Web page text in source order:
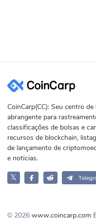
CoinCarp(CC): Seu centro
abrangente para
classificações de bolsas e
recursos de blockchain,
de lançamento de
e notícias.
𝕏
© 2026 www.coincarp.com